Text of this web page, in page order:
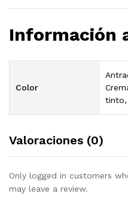
Información
Color
tinto,
Valoraciones (0)
Only logged in customers
may leave a review.